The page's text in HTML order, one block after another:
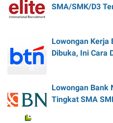
SMA/SMK/D3
Lowongan Kerja
Dibuka, Ini Cara
Lowongan Bank
Tingkat SMA